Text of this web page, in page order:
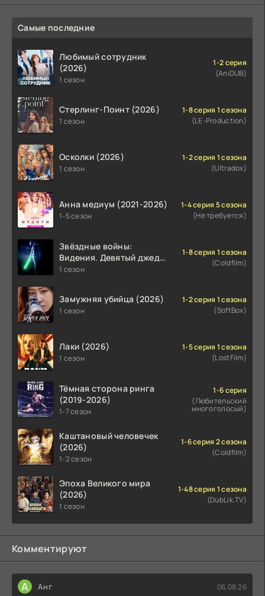
Самые последние
Любимый сотрудник
(2026)
1 сезон
1-2 серия
(AniDUB)
Стерлинг-Поинт (2026)
1 сезон
1-8 серия 1 сезона
(LE-Production)
Осколки (2026)
1 сезон
1-2 серия 1 сезона
(Ultradox)
Анна медиум (2021-2026)
1-5 сезон
1-4 серия 5 сезона
(Не требуется)
Звёздные войны:
Видения. Девятый джедай
(2026)
1 сезон
1-8 серия 1 сезона
(Coldfilm)
Замужняя убийца (2026)
1 сезон
1-2 серия 1 сезона
(SoftBox)
Лаки (2026)
1 сезон
1-5 серия 1 сезона
(LostFilm)
Тёмная сторона ринга
(2019-2026)
1-7 сезон
1-6 серия
(Любительский
многоголосый)
Каштановый человечек
(2026)
1-2 сезон
1-6 серия 2 сезона
(Coldfilm)
Эпоха Великого мира
(2026)
1 сезон
1-48 серия 1 сезона
(DubLik.TV)
Комментируют
А Анг 06.08.26